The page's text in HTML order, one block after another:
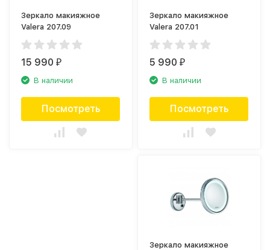
Зеркало макияжное
Valera 207.09
15 990₽
В наличии
Посмотреть
Зеркало макияжное
Valera 207.01
5 990₽
В наличии
Посмотреть
Зеркало макияжное